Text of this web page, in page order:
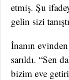
etmiş. Şu
gelin sizi
İnanın
sarıldı. “Sen
bizim eve